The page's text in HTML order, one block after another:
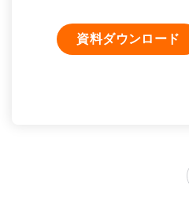
資料ダウンロード